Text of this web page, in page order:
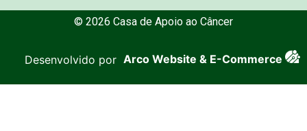
© 2026 Casa de Apoio ao Câncer
Desenvolvido por Arco Website & E-Commerce